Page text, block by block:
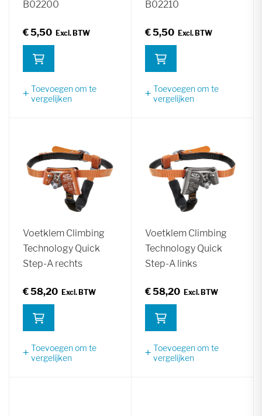
B02200
€ 5,50
Toevoegen om te
vergelijken
B02210
€ 5,50
Toevoegen om te
vergelijken
Voetklem Climbing
Technology Quick
Step-A rechts
€ 58,20
Toevoegen om te
vergelijken
Voetklem Climbing
Technology Quick
Step-A links
€ 58,20
Toevoegen om te
vergelijken